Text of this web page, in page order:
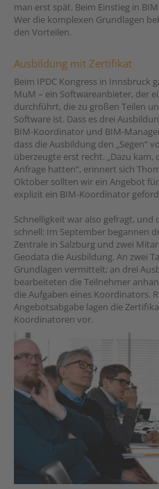
man erst spät. Beim Einstieg in
Wer die komplexen Grundlagen
den Vorteilen.
Ausbildung mit Zertifikat
Beim IPDC Kongress in Innsbruck
MuM – ein Softwareanbieter, der
durchführt, die zu großen Teilen
Software ist. Dass es drei
BIM-Koordinator und BIM-
dass die Ausbildung den „Segen“
überzeugte erst recht. „Dazu
Anfrage hatten“, erinnert sich
Oktober sollten wir ein Angebot
explizit ein BIM-Koordinator
Schnelligkeit war also gefragt, und
schnell: Im September begannen
Zentrale in Salzburg und zwei
Geodata die Ausbildung. An zwei
Grundlagen vermittelt; an drei
bearbeiteten die Teilnehmer
die Aufgaben eines Koordinators.
Angebotsabgabe lagen die
Koordinatoren vor.